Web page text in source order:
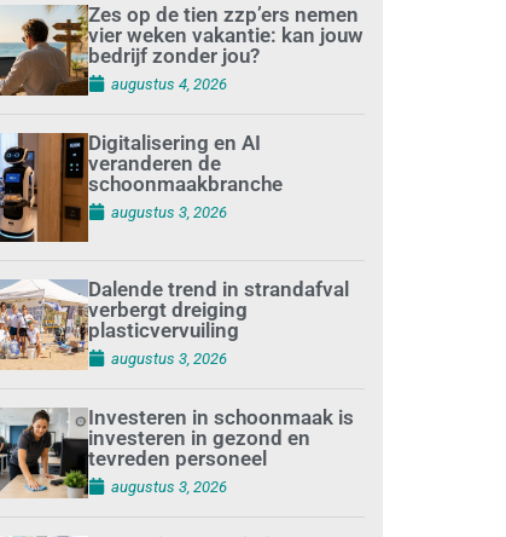
Zes op de tien zzp’ers nemen
vier weken vakantie: kan jouw
bedrijf zonder jou?
augustus 4, 2026
Digitalisering en AI
veranderen de
schoonmaakbranche
augustus 3, 2026
Dalende trend in strandafval
verbergt dreiging
plasticvervuiling
augustus 3, 2026
Investeren in schoonmaak is
investeren in gezond en
tevreden personeel
augustus 3, 2026